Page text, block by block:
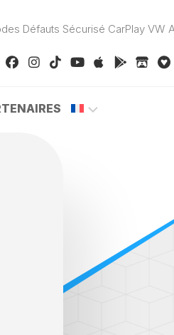
Défauts Sécurisé CarPlay VW